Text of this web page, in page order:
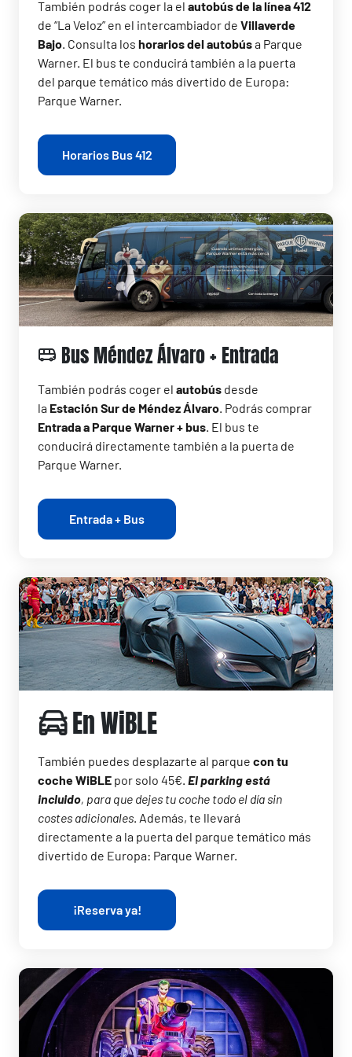
También podrás coger la el autobús de la línea 412
de “La Veloz” en el intercambiador de Villaverde
Bajo. Consulta los horarios del autobúsa Parque
Warner. El bus te conducirá también a la puerta
del parque temático más divertido de Europa:
Parque Warner.
Horarios Bus 412
Bus Méndez Álvaro + Entrada
También podrás coger el autobús desde
la Estación Sur de Méndez Álvaro. Podrás comprar
Entrada a Parque Warner + bus. El bus te
conducirá directamente también a la puerta de
Parque Warner.
Entrada + Bus
En WiBLE
También puedes desplazarte al parque con tu
coche WiBLE por solo 45€. El parking está
incluido, para que dejes tu coche todo el día sin
costes adicionales. Además, te llevará
directamente a la puerta del parque temático más
divertido de Europa: Parque Warner.
¡Reserva ya!